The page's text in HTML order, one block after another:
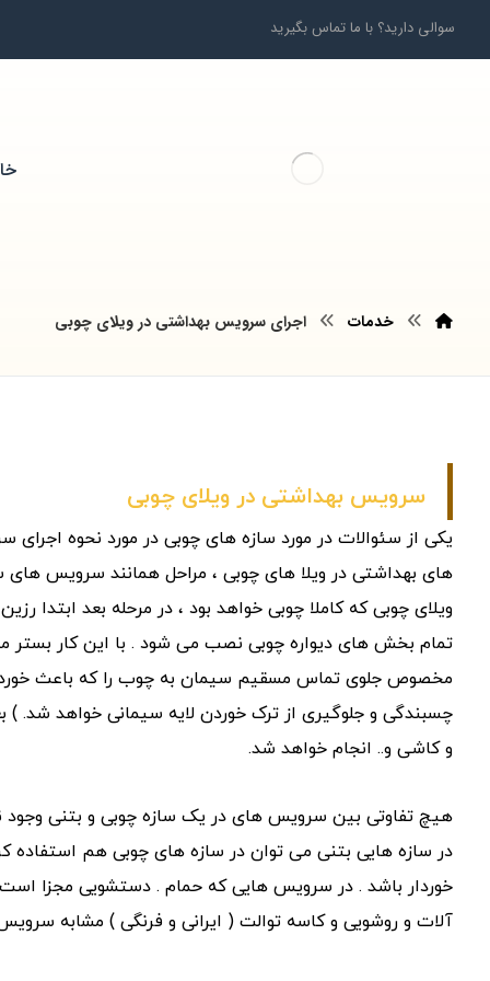
سوالی دارید؟ با ما تماس بگیرید
خدمات اجرای سرویس بهداشتی در ویلای چوبی
سرویس بهداشتی در ویلای چوبی
یکی از سئوالات در مورد سازه های چوبی در مورد نحوه
های بهداشتی در ویلا های چوبی ، مراحل همانند سرویس
ویلای چوبی که کاملا چوبی خواهد بود ، در مرحله بعد
تمام بخش های دیواره چوبی نصب می شود . با این کار بستر
مخصوص جلوی تماس مسقیم سیمان به چوب را که باعث
چسبندگی و جلوگیری از ترک خوردن لایه سیمانی خواهد شد. )
و کاشی و.. انجام خواهد شد.
هیچ تفاوتی بین سرویس های در یک سازه چوبی و بتنی وجود
در سازه هایی بتنی می توان در سازه های چوبی هم استفاده
خوردار باشد . در سرویس هایی که حمام . دستشویی مجزا
آلات و روشویی و کاسه توالت ( ایرانی و فرنگی ) مشابه